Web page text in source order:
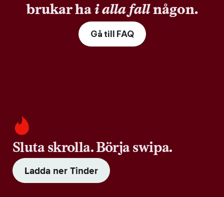
brukar hai alla fallnågon.
Gå till FAQ
Sluta skrolla. Börja swipa.
Ladda ner Tinder